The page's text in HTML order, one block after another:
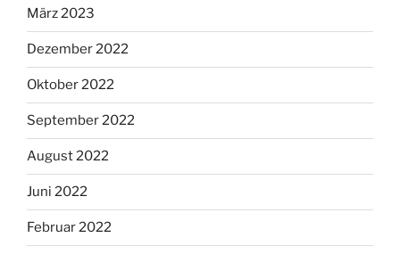
März 2023
Dezember 2022
Oktober 2022
September 2022
August 2022
Juni 2022
Februar 2022